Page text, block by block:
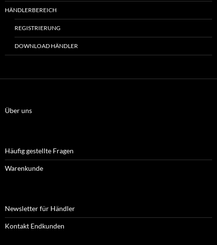
HÄNDLERBEREICH
REGISTRIERUNG
DOWNLOAD HÄNDLER
Über uns
Häufig gestellte Fragen
Warenkunde
Newsletter für Händler
Kontakt Endkunden